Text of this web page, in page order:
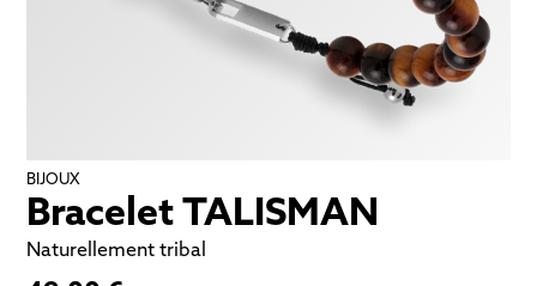
BIJOUX
Bracelet TALISMAN
Naturellement tribal